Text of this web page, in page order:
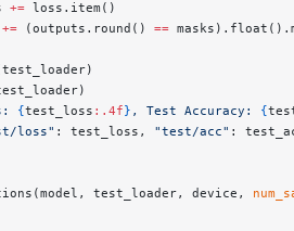
+= loss.item()
+= (outputs.round() ==
{test_loss :.4f} , Test Accuracy: {
loss" : test_loss, "test/acc" :
test_loader, device,